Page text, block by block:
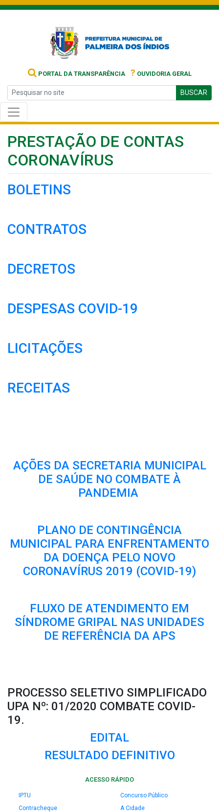
PORTAL DA TRANSPARÊNCIA ? OUVIDORIA GERAL
BUSCAR
PRESTAÇÃO DE CONTAS
CORONAVÍRUS
BOLETINS
CONTRATOS
DECRETOS
DESPESAS COVID-19
LICITAÇÕES
RECEITAS
AÇÕES DA SECRETARIA MUNICIPAL
DE SAÚDE NO COMBATE À
PANDEMIA
PLANO DE CONTINGÊNCIA
MUNICIPAL PARA ENFRENTAMENTO
DA DOENÇA PELO NOVO
CORONAVÍRUS 2019 (COVID-19)
FLUXO DE ATENDIMENTO EM
SÍNDROME GRIPAL NAS UNIDADES
DE REFERÊNCIA DA APS
PROCESSO SELETIVO SIMPLIFICADO
UPA Nº: 01/2020 COMBATE COVID-
19.
EDITAL
RESULTADO DEFINITIVO
ACESSO RÁPIDO
IPTU
Concurso Público
Contracheque
A Cidade